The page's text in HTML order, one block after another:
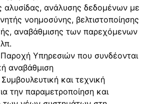
αλυσίδας, ανάλυσης δεδομένων με
νοημοσύνης, βελτιστοποίησης
αναβάθμισης των παρεχόμενων
Υπηρεσιών που συνδέονται
αναβάθμιση
και τεχνική
την παραμετροποίηση και